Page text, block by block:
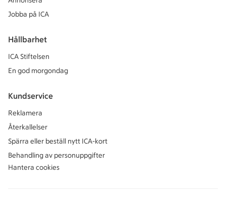
Jobba på ICA
Hållbarhet
ICA Stiftelsen
En god morgondag
Kundservice
Reklamera
Återkallelser
Spärra eller beställ nytt ICA-kort
Behandling av personuppgifter
Hantera cookies